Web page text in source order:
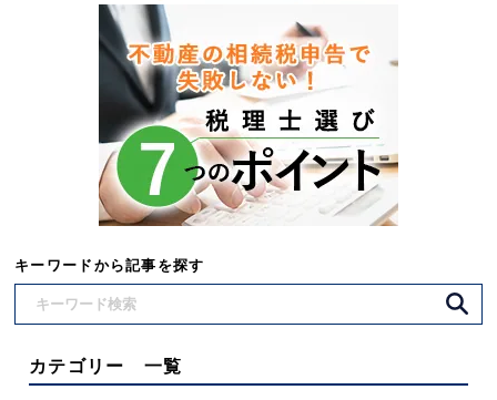
キーワードから記事を探す
カテゴリー 一覧